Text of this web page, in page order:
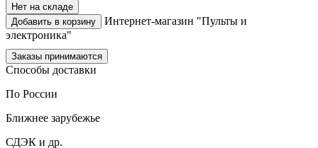
Нет на складе
Добавить в корзину
Интернет-магазин "Пульты и
электроника"
Заказы принимаются
Способы доставки
По России
Ближнее зарубежье
СДЭК и др.